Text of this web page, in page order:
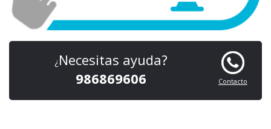
Contacto
¿ Necesitas ayuda?
986869606